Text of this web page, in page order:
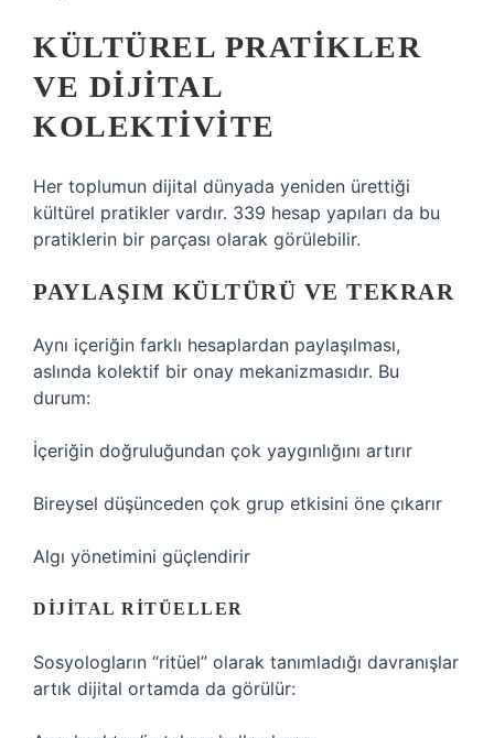
KÜLTÜREL PRATIKLER
VE DIJITAL
KOLEKTIVITE
Her toplumun dijital dünyada yeniden ürettiği
kültürel pratikler vardır. 339 hesap yapıları da bu
pratiklerin bir parçası olarak görülebilir.
PAYLAŞIM KÜLTÜRÜ VE TEKRAR
Aynı içeriğin farklı hesaplardan paylaşılması,
aslında kolektif bir onay mekanizmasıdır. Bu
durum:
İçeriğin doğruluğundan çok yaygınlığını artırır
Bireysel düşünceden çok grup etkisini öne çıkarır
Algı yönetimini güçlendirir
DIJITAL RITÜELLER
Sosyologların “ritüel” olarak tanımladığı davranışlar
artık dijital ortamda da görülür: